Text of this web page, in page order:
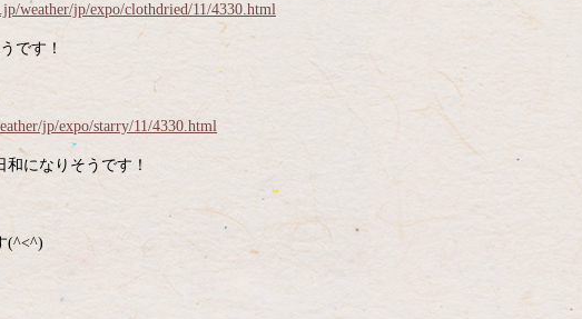
weather/jp/expo/clothdried/11/4330.html
です！
jp/expo/starry/11/4330.html
になりそうです！
(^<^)